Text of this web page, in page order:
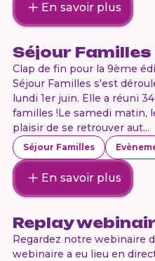
En savoir plus
Séjour
Clap de fin pour la 9ème
Séjour Familles s'est
lundi 1er juin. Elle a réuni
familles !Le samedi matin,
plaisir de se retrouver aut...
Séjour Familles
En savoir plus
Replay
Regardez notre webinaire
webinaire a eu lieu en